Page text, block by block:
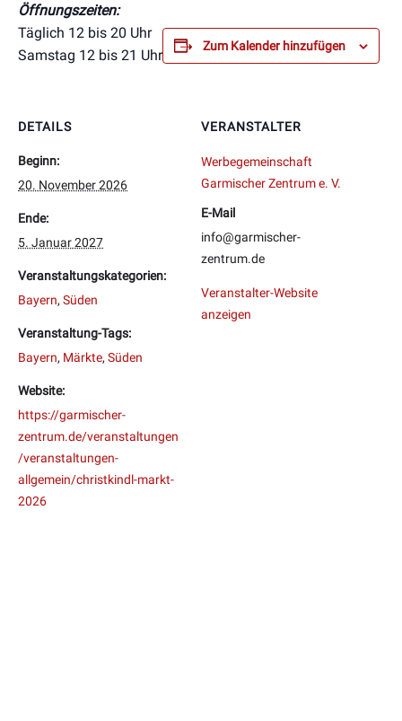
Öffnungszeiten:
Täglich 12 bis 20 Uhr
Samstag 12 bis 21 Uhr
Zum Kalender hinzufügen
DETAILS
Beginn:
20. November 2026
Ende:
5. Januar 2027
Veranstaltungskategorien:
Bayern, Süden
Veranstaltung-Tags:
Bayern, Märkte, Süden
Website:
https://garmischer-
zentrum.de/veranstaltungen
/veranstaltungen-
allgemein/christkindl-markt-
2026
VERANSTALTER
Werbegemeinschaft
Garmischer Zentrum e. V.
E-Mail
info@garmischer-
zentrum.de
Veranstalter-Website
anzeigen